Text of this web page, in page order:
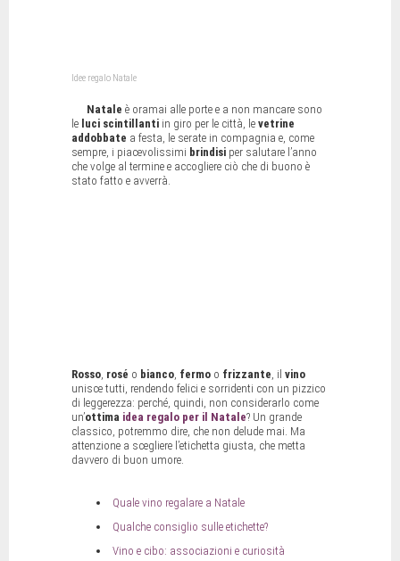
Idee regalo Natale
Natale è oramai alle porte e a non mancare sono
le luci scintillanti in giro per le città, le vetrine
addobbate a festa, le serate in compagnia e, come
sempre, i piacevolissimi brindisi per salutare l’anno
che volge al termine e accogliere ciò che di buono è
stato fatto e avverrà.
Rosso rosé o bianco fermo o frizzante , il vino
unisce tutti, rendendo felici e sorridenti con un pizzico
di leggerezza: perché, quindi, non considerarlo come
un’ottima idea regalo per il Natale? Un grande
classico, potremmo dire, che non delude mai. Ma
attenzione a scegliere l’etichetta giusta, che metta
davvero di buon umore.
Quale vino regalare a Natale
Qualche consiglio sulle etichette?
Vino e cibo: associazioni e curiosità